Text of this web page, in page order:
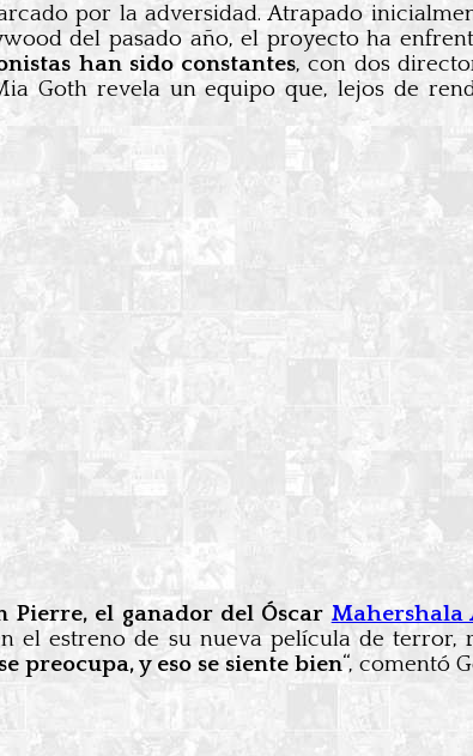
por la adversidad. Atrapado
del pasado año, el proyecto ha
han sido constantes, con dos
Goth revela un equipo que, lejos de
Pierre, el ganador del Óscar Mahershala
el estreno de su nueva película de
preocupa, y eso se siente bien“, comentó